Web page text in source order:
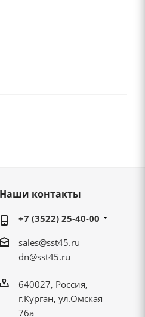
Наши контакты
+7 (3522) 25-40-00
sales@sst45.ru
dn@sst45.ru
640027, Россия,
г.Курган, ул.Омская
76а